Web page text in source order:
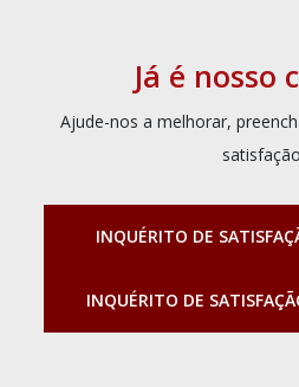
Já é nosso
Ajude-nos a melhorar,
INQUÉRITO DE
INQUÉRITO DE